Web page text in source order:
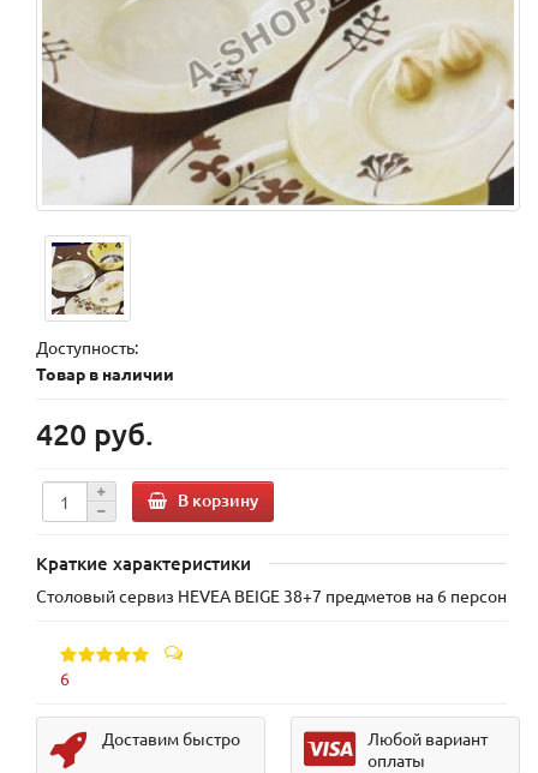
Доступность:
Товар в наличии
420 руб.
В корзину
Краткие характеристики
Столовый сервиз HEVEA BEIGE 38+7 предметов на 6 персон
6
Доставим быстро
Любой вариант
оплаты